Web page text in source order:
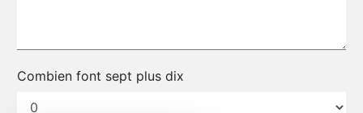
Combien font sept plus dix